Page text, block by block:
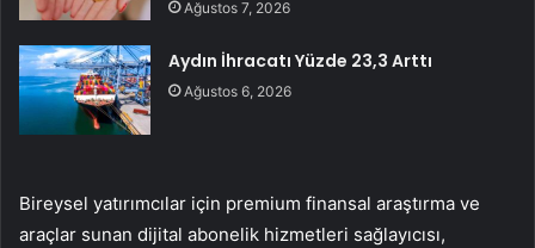
Ağustos 7, 2026
Aydın İhracatı Yüzde 23,3 Arttı
Ağustos 6, 2026
Bireysel yatırımcılar için premium finansal araştırma ve
araçlar sunan dijital abonelik hizmetleri sağlayıcısı,